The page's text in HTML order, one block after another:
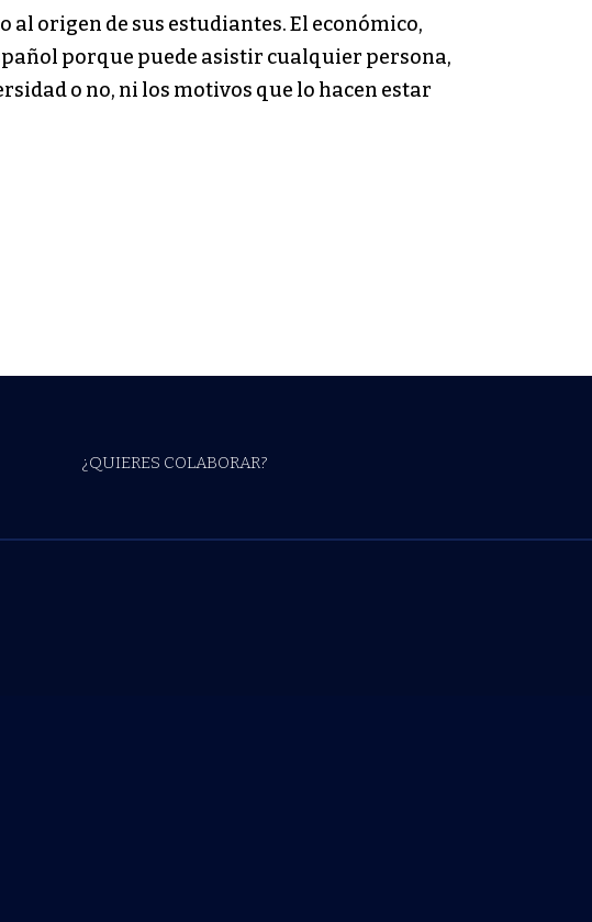
al origen de sus estudiantes. El económico,
porque puede asistir cualquier persona,
o no, ni los motivos que lo hacen estar
¿QUIERES COLABORAR?